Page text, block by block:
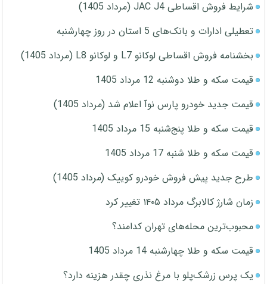
شرایط فروش اقساطی JAC J4 (مرداد 1405)
تعطیلی ادارات و بانک‌های 5 استان در روز چهارشنبه
بخشنامه فروش اقساطی لوکانو L7 و لوکانو L8 (مرداد 1405)
قیمت سکه و طلا دوشنبه 12 مرداد 1405
قیمت جدید خودرو پارس نوآ اعلام شد (مرداد 1405)
قیمت سکه و طلا پنج‌شنبه 15 مرداد 1405
قیمت سکه و طلا شنبه 17 مرداد 1405
طرح جدید پیش فروش خودرو کوییک (مرداد 1405)
زمان شارژ کالابرگ مرداد ۱۴۰۵ تغییر کرد
محبوب‌ترین محله‌های تهران کدامند؟
قیمت سکه و طلا چهارشنبه 14 مرداد 1405
یک پرس زرشک‌پلو با مرغ نذری چقدر هزینه دارد؟